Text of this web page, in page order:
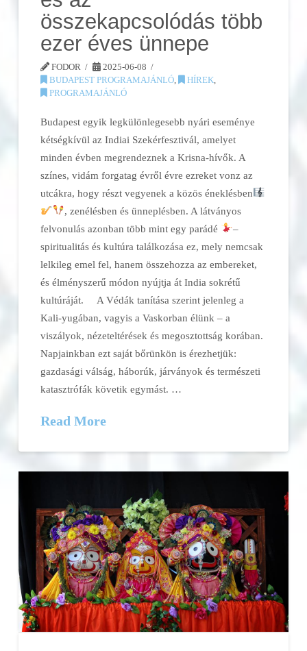
összekapcsolódás több
ezer éves ünnepe
FODOR
2025-06-08
BUDAPEST PROGRAMAJÁNLÓ, HÍREK,
PROGRAMAJÁNLÓ
Budapest egyik legkülönlegesebb nyári eseménye
kétségkívül az Indiai Szekérfesztivál, amelyet
minden évben megrendeznek a Krisna-hívők. A
színes, vidám forgatag évről évre ezreket vonz az
utcákra, hogy részt vegyenek a közös éneklésben
, zenélésben és ünneplésben. A látványos
felvonulás azonban több mint egy parádé
–
spiritualitás és kultúra találkozása ez, mely nemcsak
lelkileg emel fel, hanem összehozza az embereket,
és élményszerű módon nyújtja át India sokrétű
kultúráját. A Védák tanítása szerint jelenleg a
Kali-yugában, vagyis a Vaskorban élünk – a
viszályok, nézeteltérések és megosztottság korában.
Napjainkban ezt saját bőrünkön is érezhetjük:
gazdasági válság, háborúk, járványok és természeti
katasztrófák követik egymást. …
Read More